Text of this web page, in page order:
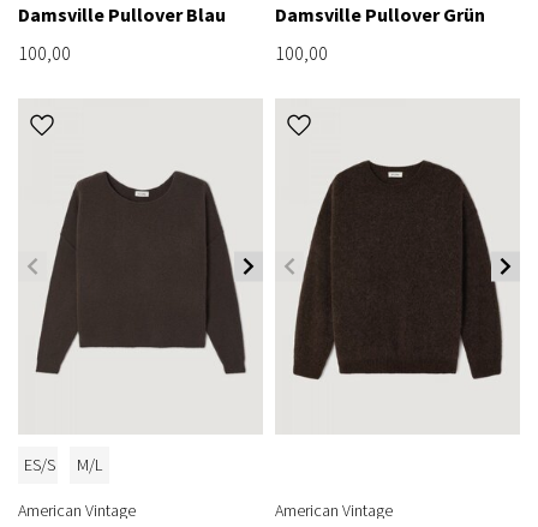
Damsville Pullover Blau
100,00
Damsville Pullover Grün
100,00
ES/S M/L
American Vintage American Vintage